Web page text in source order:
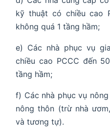
kỹ thuật có chiều cao
không quá 1 tầng hầm;
e) Các nhà phục vụ
chiều cao PCCC đến
tầng hầm;
f) Các nhà phục vụ
nông thôn (trừ nhà
và tương tự).